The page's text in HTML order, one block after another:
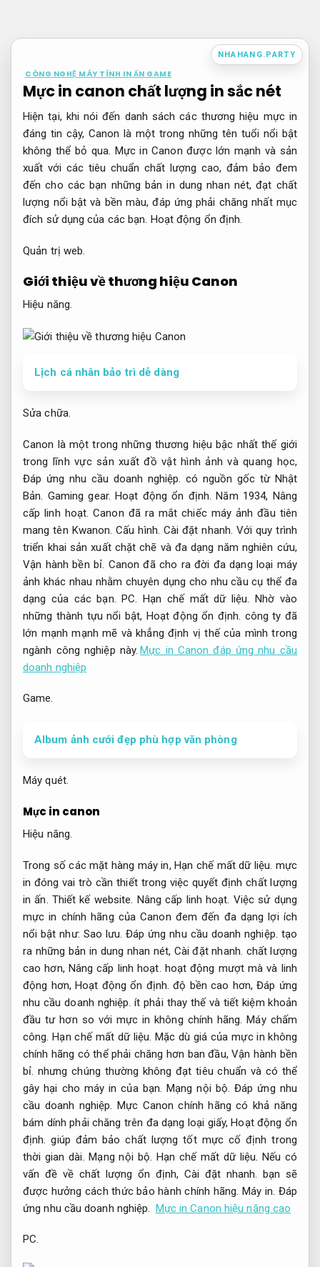
nội
NHAHANG.PARTY
CÔNG NGHỆ MÁY TÍNH IN ẤN GAME
Mực in canon chất lượng in sắc nét
Hiện tại, khi nói đến danh sách các thương hiệu mực in
đáng tin cậy, Canon là một trong những tên tuổi nổi bật
không thể bỏ qua. Mực in Canon được lớn mạnh và sản
xuất với các tiêu chuẩn chất lượng cao, đảm bảo đem
đến cho các bạn những bản in dung nhan nét, đạt chất
lượng nổi bật và bền màu, đáp ứng phải chăng nhất mục
đích sử dụng của các bạn. Hoạt động ổn định.
Quản trị web.
Giới thiệu về thương hiệu Canon
Hiệu năng.
Lịch cá nhân bảo trì dễ dàng
Sửa chữa.
Canon là một trong những thương hiệu bậc nhất thế giới
trong lĩnh vực sản xuất đồ vật hình ảnh và quang học,
Đáp ứng nhu cầu doanh nghiệp. có nguồn gốc từ Nhật
Bản. Gaming gear. Hoạt động ổn định. Năm 1934, Nâng
cấp linh hoạt. Canon đã ra mắt chiếc máy ảnh đầu tiên
mang tên Kwanon.Cấu hình. Cài đặt nhanh. Với quy trình
triển khai sản xuất chặt chẽ và đa dạng năm nghiên cứu,
Vận hành bền bỉ. Canon đã cho ra đời đa dạng loại máy
ảnh khác nhau nhằm chuyên dụng cho nhu cầu cụ thể đa
dạng của các bạn.PC. Hạn chế mất dữ liệu. Nhờ vào
những thành tựu nổi bật, Hoạt động ổn định. công ty đã
lớn mạnh mạnh mẽ và khẳng định vị thế của mình trong
ngành công nghiệp này. Mực in Canon đáp ứng nhu cầu
doanh nghiệp
Game.
Album ảnh cưới đẹp phù hợp văn phòng
Máy quét.
Mực in canon
Hiệu năng.
Trong số các mặt hàng máy in,Hạn chế mất dữ liệu. mực
in đóng vai trò cần thiết trong việc quyết định chất lượng
in ấn. Thiết kế website. Nâng cấp linh hoạt. Việc sử dụng
mực in chính hãng của Canon đem đến đa dạng lợi ích
nổi bật như: Sao lưu. Đáp ứng nhu cầu doanh nghiệp. tạo
ra những bản in dung nhan nét, Cài đặt nhanh. chất lượng
cao hơn, Nâng cấp linh hoạt. hoạt động mượt mà và linh
động hơn,Hoạt động ổn định. độ bền cao hơn,Đáp ứng
nhu cầu doanh nghiệp. ít phải thay thế và tiết kiệm khoản
đầu tư hơn so với mực in không chính hãng.Máy chấm
công. Hạn chế mất dữ liệu. Mặc dù giá của mực in không
chính hãng có thể phải chăng hơn ban đầu,Vận hành bền
bỉ. nhưng chúng thường không đạt tiêu chuẩn và có thể
gây hại cho máy in của bạn.Mạng nội bộ. Đáp ứng nhu
cầu doanh nghiệp. Mực Canon chính hãng có khả năng
bám dính phải chăng trên đa dạng loại giấy,Hoạt động ổn
định. giúp đảm bảo chất lượng tốt mực cố định trong
thời gian dài.Mạng nội bộ. Hạn chế mất dữ liệu. Nếu có
vấn đề về chất lượng ổn định, Cài đặt nhanh. bạn sẽ
được hưởng cách thức bảo hành chính hãng. Máy in. Đáp
ứng nhu cầu doanh nghiệp. Mực in Canon hiệu năng cao
PC.